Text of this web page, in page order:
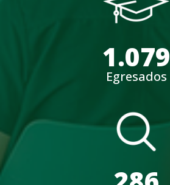
1.079
Egresados